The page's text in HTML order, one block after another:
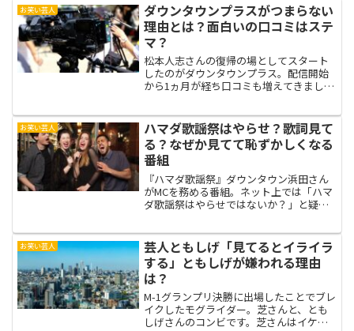
お笑い芸人
ダウンタウンプラスがつまらない
理由とは？面白いの口コミはステ
マ？
松本人志さんの復帰の場としてスタート
したのがダウンタウンプラス。配信開始
から1ヵ月が経ち口コミも増えてきまし
お笑い芸人
ハマダ歌謡祭はやらせ？歌詞見て
る？なぜか見てて恥ずかしくなる
番組
『ハマダ歌謡祭』ダウンタウン浜田さん
がMCを務める番組。ネット上では「ハマ
ダ歌謡祭はやらせではないか？」と疑っ
お笑い芸人
芸人ともしげ「見てるとイライラ
する」ともしげが嫌われる理由
は？
M-1グランプリ決勝に出場したことでブレ
イクしたモグライダー。芝さんと、とも
しげさんのコンビです。芝さんはイケメ